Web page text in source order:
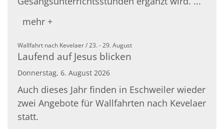
mehr +
Wallfahrt nach Kevelaer / 23. - 29. August:
Laufend auf Jesus blicken
Donnerstag, 6. August 2026
Auch dieses Jahr finden in Eschweiler wieder
zwei Angebote für Wallfahrten nach Kevelaer
statt.